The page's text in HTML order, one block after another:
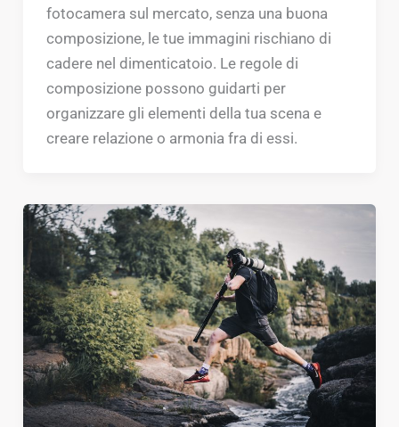
fotocamera sul mercato, senza una buona
composizione, le tue immagini rischiano di
cadere nel dimenticatoio. Le regole di
composizione possono guidarti per
organizzare gli elementi della tua scena e
creare relazione o armonia fra di essi.